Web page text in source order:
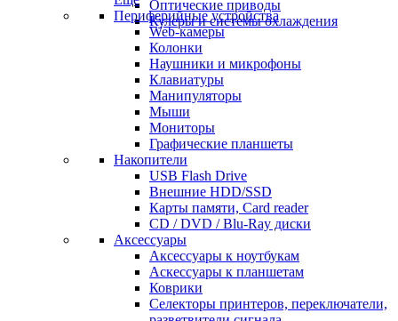
Оптические приводы
Кулеры и системы охлаждения
Периферийные устройства
Web-камеры
Колонки
Наушники и микрофоны
Клавиатуры
Манипуляторы
Мыши
Мониторы
Графические планшеты
Накопители
USB Flash Drive
Внешние HDD/SSD
Карты памяти, Card reader
CD / DVD / Blu-Ray диски
Аксессуары
Аксессуары к ноутбукам
Аскессуары к планшетам
Коврики
Селекторы принтеров, переключатели,